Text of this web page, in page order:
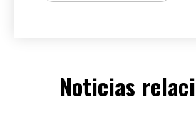
Noticias